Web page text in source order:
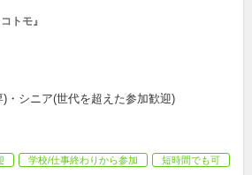
トモ』
・シニア(世代を超えた参加歓迎)
学校/仕事終わりから参加
短時間でも可